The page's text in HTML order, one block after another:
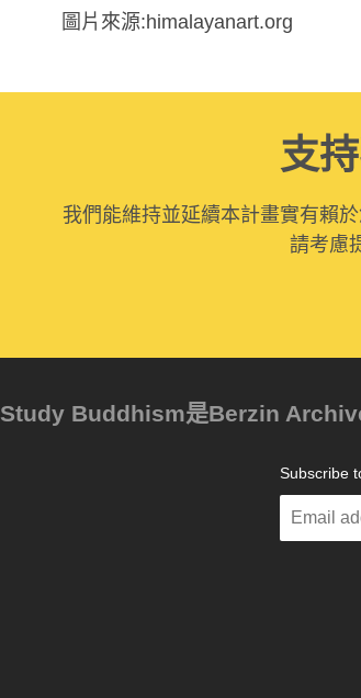
圖片來源:himalayanart.org
支
我們能維持並延續本計畫實有賴
請考慮
Study Buddhism是Berzin
Subscribe
Enter